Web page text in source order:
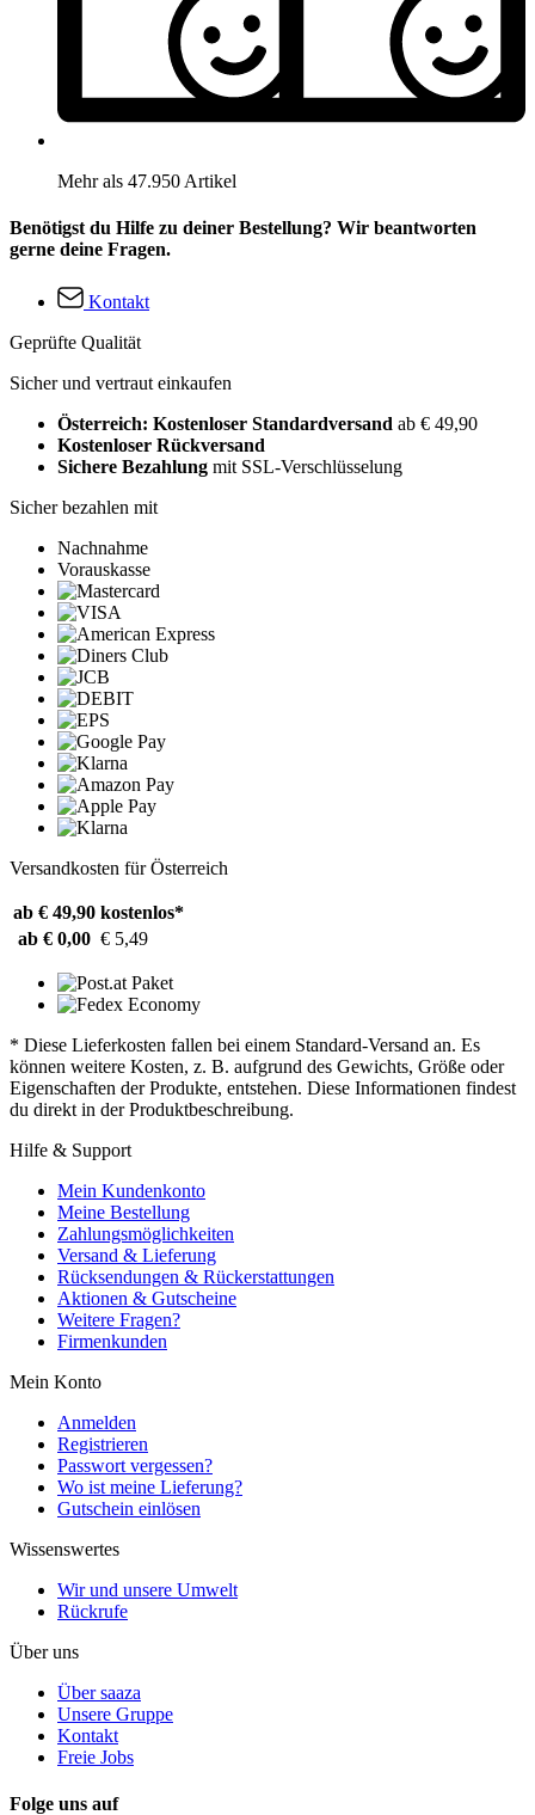
Mehr als 47.950 Artikel
Benötigst du Hilfe zu deiner Bestellung? Wir beantworten
gerne deine Fragen.
Kontakt
Geprüfte Qualität
Sicher und vertraut einkaufen
Österreich: Kostenloser Standardversand ab € 49,90
Kostenloser Rückversand
Sichere Bezahlung mit SSL-Verschlüsselung
Sicher bezahlen mit
Nachnahme
Vorauskasse
Versandkosten für Österreich
ab € 49,90 kostenlos*
ab € 0,00 € 5,49
* Diese Lieferkosten fallen bei einem Standard-Versand an. Es
können weitere Kosten, z. B. aufgrund des Gewichts, Größe oder
Eigenschaften der Produkte, entstehen. Diese Informationen findest
du direkt in der Produktbeschreibung.
Hilfe & Support
Mein Kundenkonto
Meine Bestellung
Zahlungsmöglichkeiten
Versand & Lieferung
Rücksendungen & Rückerstattungen
Aktionen & Gutscheine
Weitere Fragen?
Firmenkunden
Mein Konto
Anmelden
Registrieren
Passwort vergessen?
Wo ist meine Lieferung?
Gutschein einlösen
Wissenswertes
Wir und unsere Umwelt
Rückrufe
Über uns
Über saaza
Unsere Gruppe
Kontakt
Freie Jobs
Folge uns auf